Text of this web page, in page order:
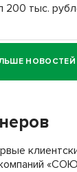
200 тыс.
водителя
НОВОСТЕЙ